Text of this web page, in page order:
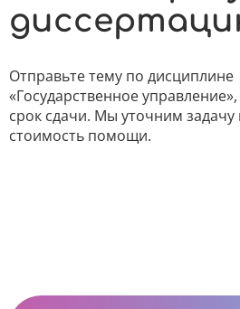
Отправьте тему по дисциплине
«Государственное
срок сдачи. Мы уточним задачу
стоимость помощи.